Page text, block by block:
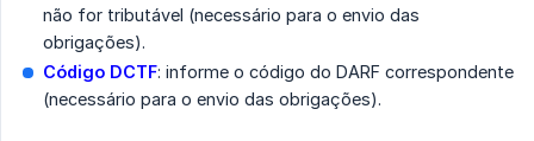
não for tributável (necessário para o envio das
obrigações).
Código DCTF: informe o código do DARF correspondente
(necessário para o envio das obrigações).